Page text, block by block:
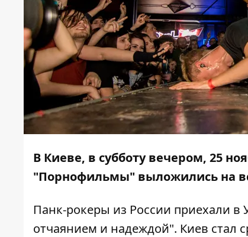
В Киеве, в субботу вечером, 25
"Порнофильмы" выложились на
Панк-рокеры из России приехали
отчаянием и надеждой". Киев